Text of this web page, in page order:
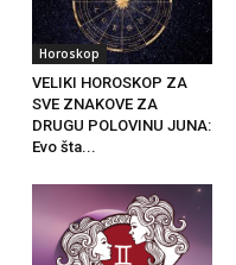
Horoskop
VELIKI HOROSKOP ZA
SVE ZNAKOVE ZA
DRUGU POLOVINU JUNA:
Evo šta...